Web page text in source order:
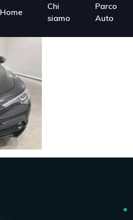
Home
Chi
siamo
Parco
Auto